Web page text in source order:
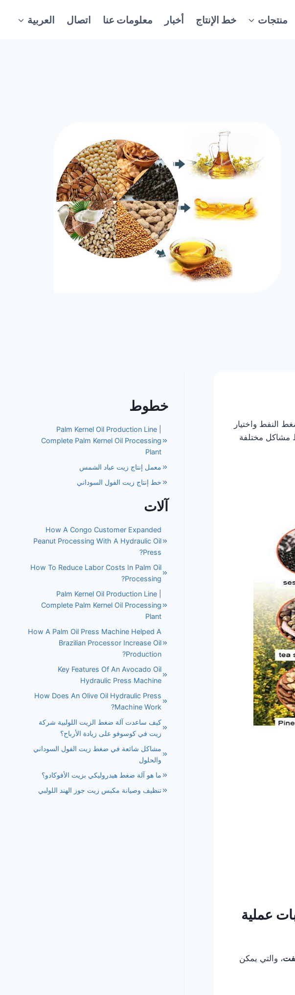
منتجات خط الإنتاج أخبار معلومات عنا اتصال العربية
النفط واختيار
مشاكل مختلفة
عملية
، والتي يمكن
خطوط
Palm Kernel Oil Production Line |
Complete Palm Kernel Oil Processing
Plant
معمل إنتاج زيت عباد الشمس
خط إنتاج زيت الفول السوداني
آلات
How A Congo Customer Expanded
Peanut Processing With A Hydraulic Oil
Press?
How To Reduce Labor Costs In Palm Oil
Processing?
Palm Kernel Oil Production Line |
Complete Palm Kernel Oil Processing
Plant
How A Palm Oil Press Machine Helped A
Brazilian Processor Increase Oil
Production?
Key Features Of An Avocado Oil
Hydraulic Press Machine
How Does An Olive Oil Hydraulic Press
Machine Work?
كيف ساعدت آلة ضغط الزيت اللولبية شركة
زيت في كوسوفو على زيادة الأرباح؟
مشاكل شائعة في ضغط زيت الفول السوداني
والحلول
ما هو آلة ضغط هيدروليكي بزيت الأفوكادو؟
تنظيف وصيانة مكبس زيت جوز الهند اللولبي